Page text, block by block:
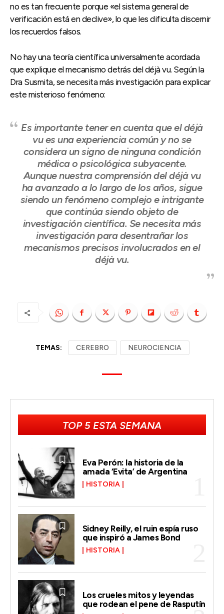
no es tan frecuente porque «el sistema general de
verificación está en declive», lo que les dificulta discernir
los recuerdos falsos.
No hay una teoría científica universalmente acordada
que explique el mecanismo detrás del déjà vu. Según la
Dra Susmita, se necesita más investigación para explicar
este misterioso fenómeno:
Es importante tener en cuenta que el déjà
vu es una experiencia común y no se
considera un signo de ninguna condición
médica o psicológica subyacente.
Aunque nuestra comprensión del déjà vu
ha avanzado a lo largo de los años, sigue
siendo un fenómeno complejo e intrigante
que continúa siendo objeto de
investigación científica. Se necesita más
investigación para desentrañar los
mecanismos precisos involucrados en el
déjà vu.
TEMAS: CEREBRO NEUROCIENCIA
TOP 5 ESTA SEMANA
Eva Perón: la historia de la
amada ‘Evita’ de Argentina
HISTORIA
Sidney Reilly, el ruin espía ruso
que inspiró a James Bond
HISTORIA
Los crueles mitos y leyendas
que rodean el pene de Rasputín